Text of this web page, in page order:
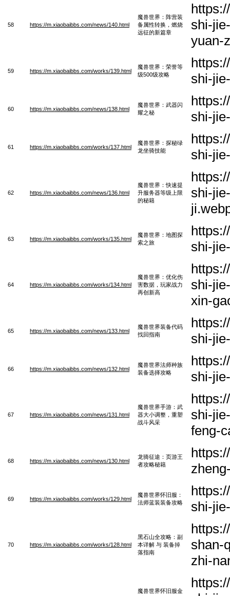
58 https://m.xiaobaibbs.com/news/140.html
魔兽世界：阵营装
备属性转换，燃烧
远征的新篇章
shi-
yuan-
59 https://m.xiaobaibbs.com/works/139.html
魔兽世界：荣誉等
级500级攻略
shi-
60 https://m.xiaobaibbs.com/news/138.html
魔兽世界：武器闪
耀之秘
shi-
61 https://m.xiaobaibbs.com/works/137.html
魔兽世界：探秘绿
龙坐骑技能
shi-
62 https://m.xiaobaibbs.com/news/136.html
魔兽世界：快速提
升服务器等级上限
的秘籍
shi-
63 https://m.xiaobaibbs.com/works/135.html
魔兽世界：地图探
索之旅
shi-
64 https://m.xiaobaibbs.com/works/134.html
魔兽世界：优化伤
害数据，玩家战力
再创新高
shi-
xin-
65 https://m.xiaobaibbs.com/news/133.html
魔兽世界装备代码
找回指南
shi-
66 https://m.xiaobaibbs.com/news/132.html
魔兽世界法师种族
装备选择攻略
shi-
67 https://m.xiaobaibbs.com/news/131.html
魔兽世界手游：武
器大小调整，重塑
战斗风采
shi-
feng-
68 https://m.xiaobaibbs.com/news/130.html
龙骑征途：页游王
者攻略秘籍
69 https://m.xiaobaibbs.com/works/129.html
魔兽世界怀旧服：
法师蓝装装备攻略
shi-
70 https://m.xiaobaibbs.com/works/128.html
黑石山全攻略：副
本详解 与 装备掉
落指南
shan-
zhi-
魔兽世界怀旧服金